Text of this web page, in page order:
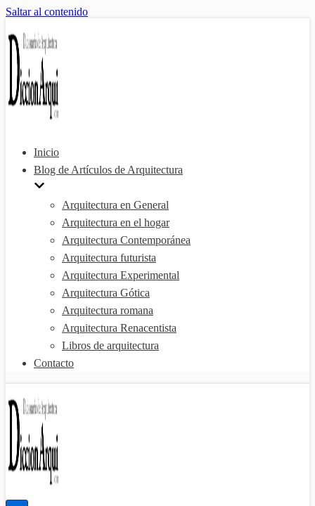
Saltar al contenido
Inicio
Blog de Artículos de Arquitectura
Arquitectura en General
Arquitectura en el hogar
Arquitectura Contemporánea
Arquitectura futurista
Arquitectura Experimental
Arquitectura Gótica
Arquitectura romana
Arquitectura Renacentista
Libros de arquitectura
Contacto